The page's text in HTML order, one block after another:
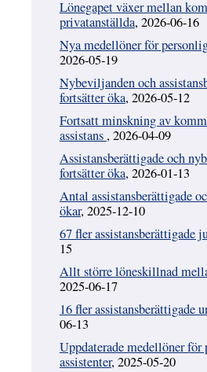
Lönegapet växer mellan
privatanställda, 2026-06-16
Nya medellöner för
2026-05-19
Nybeviljanden och
fortsätter öka, 2026-05-12
Fortsatt minskning av
assistans , 2026-04-09
Assistansberättigade och
fortsätter öka, 2026-01-13
Antal assistansberättigade
ökar, 2025-12-10
67 fler assistansberättigade
15
Allt större löneskillnad
2025-06-17
16 fler assistansberättigade
06-13
Uppdaterade medellöner för
assistenter, 2025-05-20